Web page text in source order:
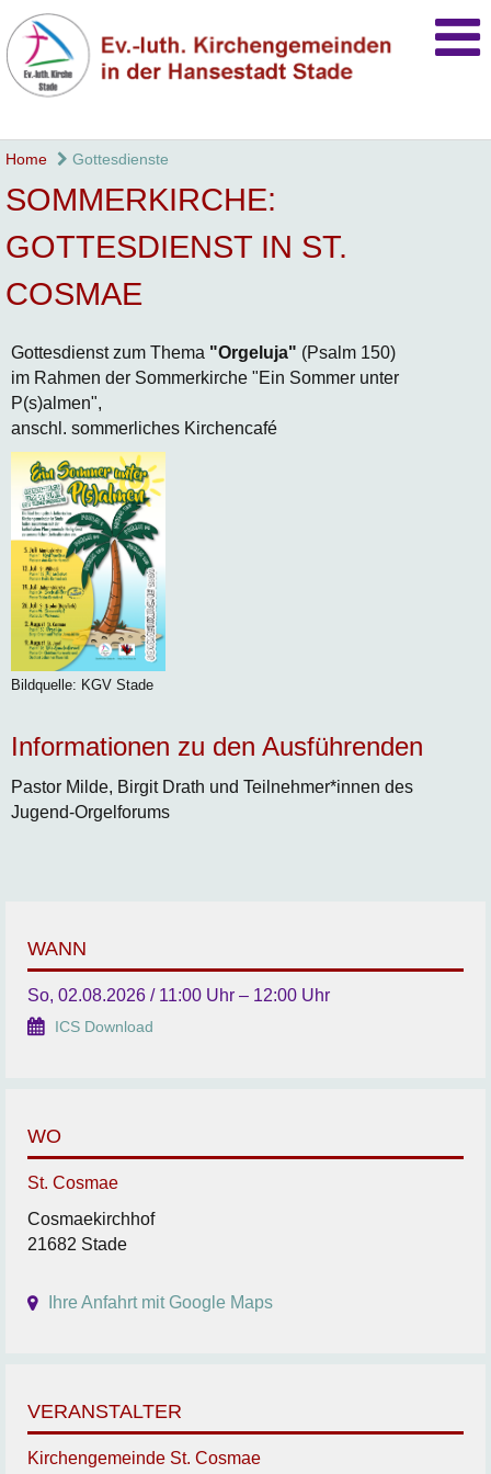
Home Gottesdienste
SOMMERKIRCHE:
GOTTESDIENST IN ST.
COSMAE
Gottesdienst zum Thema "Orgeluja" (Psalm 150)
im Rahmen der Sommerkirche "Ein Sommer unter
P(s)almen",
anschl. sommerliches Kirchencafé
Bildquelle: KGV Stade
Informationen zu den Ausführenden
Pastor Milde, Birgit Drath und Teilnehmer*innen des
Jugend-Orgelforums
WANN
So, 02.08.2026 / 11:00 Uhr – 12:00 Uhr
ICS Download
WO
St. Cosmae
Cosmaekirchhof
21682 Stade
Ihre Anfahrt mit Google Maps
VERANSTALTER
Kirchengemeinde St. Cosmae